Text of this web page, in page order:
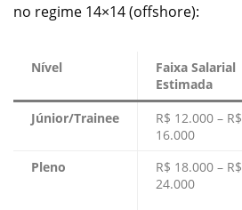
no regime 14×14 (offshore):
Nível
Faixa Salarial
Estimada
Júnior/Trainee
R$ 12.000 – R$
16.000
Pleno
R$ 18.000 – R$
24.000